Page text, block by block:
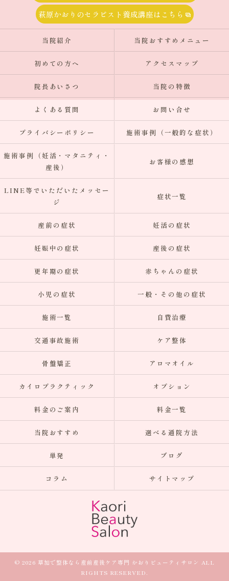
萩原かおりのセラピスト養成講座はこちら
当院紹介 当院おすすめメニュー
初めての方へ アクセスマップ
院長あいさつ 当院の特徴
よくある質問 お問い合せ
プライバシーポリシー 施術事例（一般的な症状）
施術事例（妊活・マタニティ・
産後）
お客様の感想
LINE等でいただいたメッセー
ジ
症状一覧
産前の症状 妊活の症状
妊娠中の症状 産後の症状
更年期の症状 赤ちゃんの症状
小児の症状 一般・その他の症状
施術一覧 自費治療
交通事故施術 ケア整体
骨盤矯正 アロマオイル
カイロプラクティック オプション
料金のご案内 料金一覧
当院おすすめ 選べる通院方法
単発 ブログ
コラム サイトマップ
© 2026 草加で整体なら産前産後ケア専門 かおりビューティサロン ALL
RIGHTS RESERVED.